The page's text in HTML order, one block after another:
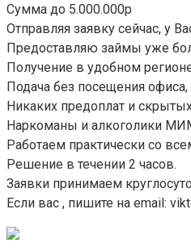
Сумма до 5.000.000р
Отправляя заявку сейчас, у
Предоставляю займы уже
Получение в удобном
Подача без посещения
Никаких предоплат и
Наркоманы и алкоголики
Работаем практически со
Решение в течении 2 часов.
Заявки принимаем
Если вас , пишите на email: